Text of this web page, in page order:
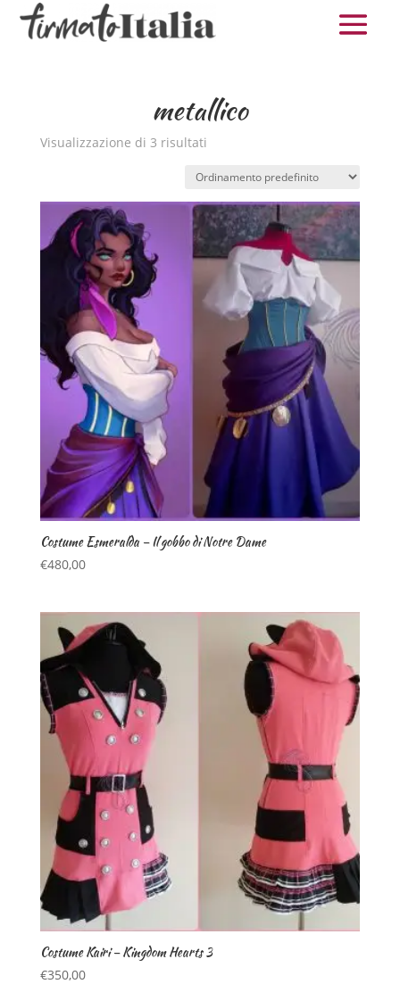
metallico
Visualizzazione di 3 risultati
Costume Esmeralda – Il gobbo di Notre Dame
€480,00
Costume Kairi – Kingdom Hearts 3
€350,00